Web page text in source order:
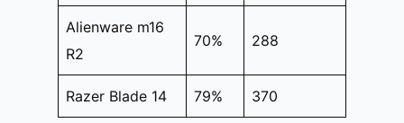
Alienware m16
R2
70% 288
Razer Blade 14 79% 370